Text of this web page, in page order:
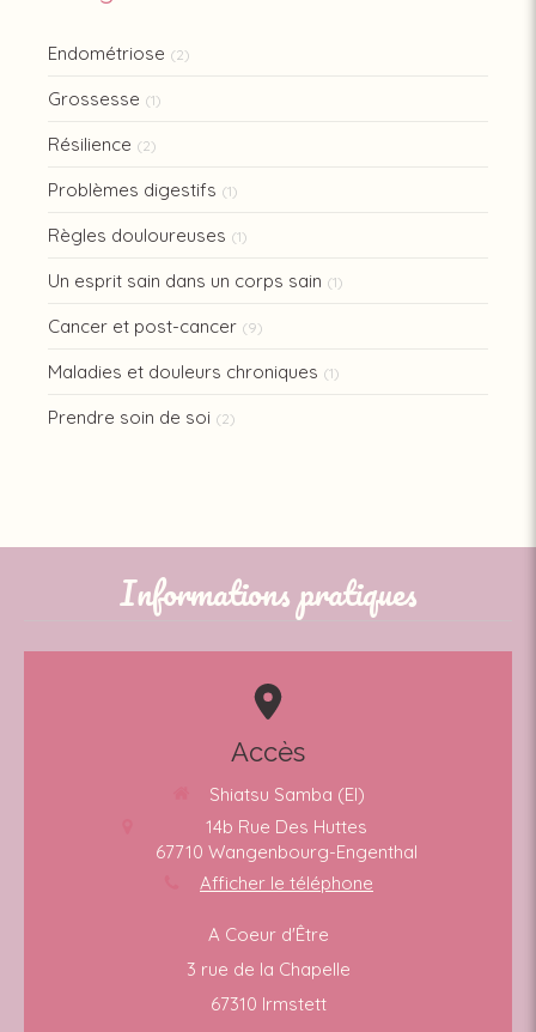
Endométriose (2)
Grossesse (1)
Résilience (2)
Problèmes digestifs (1)
Règles douloureuses (1)
Un esprit sain dans un corps sain (1)
Cancer et post-cancer (9)
Maladies et douleurs chroniques (1)
Prendre soin de soi (2)
Informations pratiques
Accès
Shiatsu Samba (EI)
14b Rue Des Huttes
67710 Wangenbourg-Engenthal
Afficher le téléphone
A Coeur d'Être
3 rue de la Chapelle
67310 Irmstett